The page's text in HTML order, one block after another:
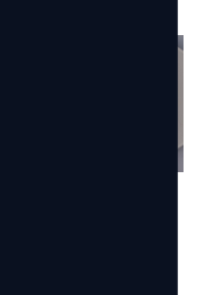
ja
vain katsoa